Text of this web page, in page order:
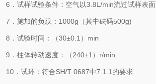
6．试样试验条件：空气以3.8L/min流过试样表面
7．施加的负载：1000g（其中砝码500g)
8．试验时间：（30±0.1）min
9．柱体转动速度：（240±1）r/min
10．试环：符合SH/T 0687中7.1.1的要求